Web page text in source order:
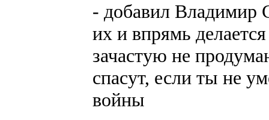
- добавил Владимир
их и впрямь
зачастую не
спасут, если ты не
войны